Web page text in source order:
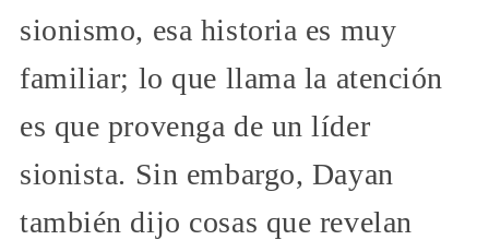
sionismo, esa historia es muy
familiar; lo que llama la atención
es que provenga de un líder
sionista. Sin embargo, Dayan
también dijo cosas que revelan